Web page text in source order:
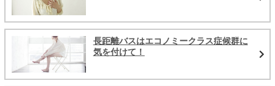
長距離バスはエコノミークラス症候群に
気を付けて！